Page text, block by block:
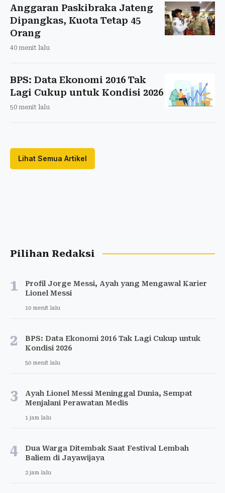
Anggaran Paskibraka Jateng
Dipangkas, Kuota Tetap 45
Orang
40 menit lalu
BPS: Data Ekonomi 2016 Tak
Lagi Cukup untuk Kondisi 2026
50 menit lalu
Lihat Semua Artikel
Pilihan Redaksi
1
Profil Jorge Messi, Ayah yang Mengawal Karier
Lionel Messi
10 menit lalu
2
BPS: Data Ekonomi 2016 Tak Lagi Cukup untuk
Kondisi 2026
50 menit lalu
3
Ayah Lionel Messi Meninggal Dunia, Sempat
Menjalani Perawatan Medis
1 jam lalu
4
Dua Warga Ditembak Saat Festival Lembah
Baliem di Jayawijaya
2 jam lalu